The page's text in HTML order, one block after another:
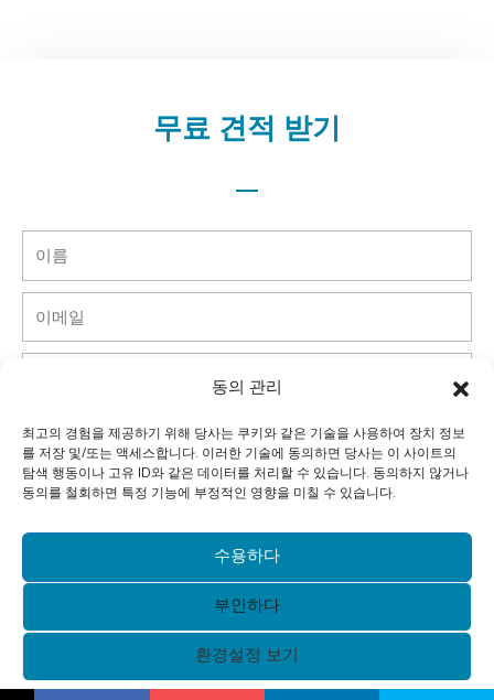
동의 관리
최고의 경험을 제공하기 위해 당사는 쿠키와 같은 기술을 사용하여 장치 정보
를 저장 및/또는 액세스합니다. 이러한 기술에 동의하면 당사는 이 사이트의
탐색 행동이나 고유 ID와 같은 데이터를 처리할 수 있습니다. 동의하지 않거나
동의를 철회하면 특정 기능에 부정적인 영향을 미칠 수 있습니다.
수용하다
부인하다
환경설정 보기
무료 견적 받기
일
핸
폰
국
가
회
시
제출하다